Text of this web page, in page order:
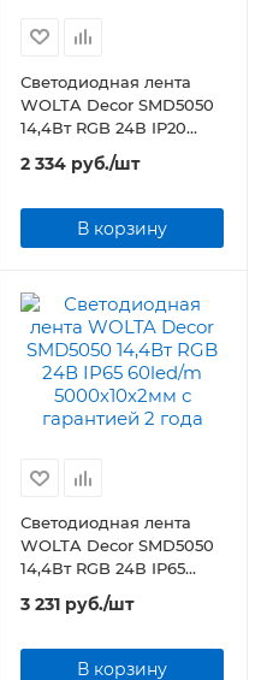
Светодиодная лента
WOLTA Decor SMD5050
14,4Вт RGB 24В IP20
60led/m 5000х10х2мм
2 334руб./шт
В корзину
Светодиодная лента
WOLTA Decor SMD5050
14,4Вт RGB 24В IP65
60led/m 5000х10х2мм
3 231руб./шт
В корзину